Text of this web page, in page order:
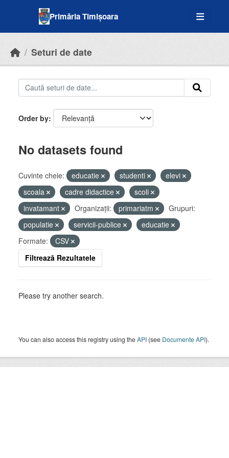
Primăria Timișoara
Seturi de date
Order by
No datasets found
Cuvinte cheie: educatie studenti
elevi
scoala
cadre didactice
scoli
invatamant
Organizații: primariatm
Grupuri:
populatie
servicii-publice
educatie
Formate:
CSV
Filtrează Rezultatele
Please try another search.
You can also access this registry using theAPI (see Documente API).